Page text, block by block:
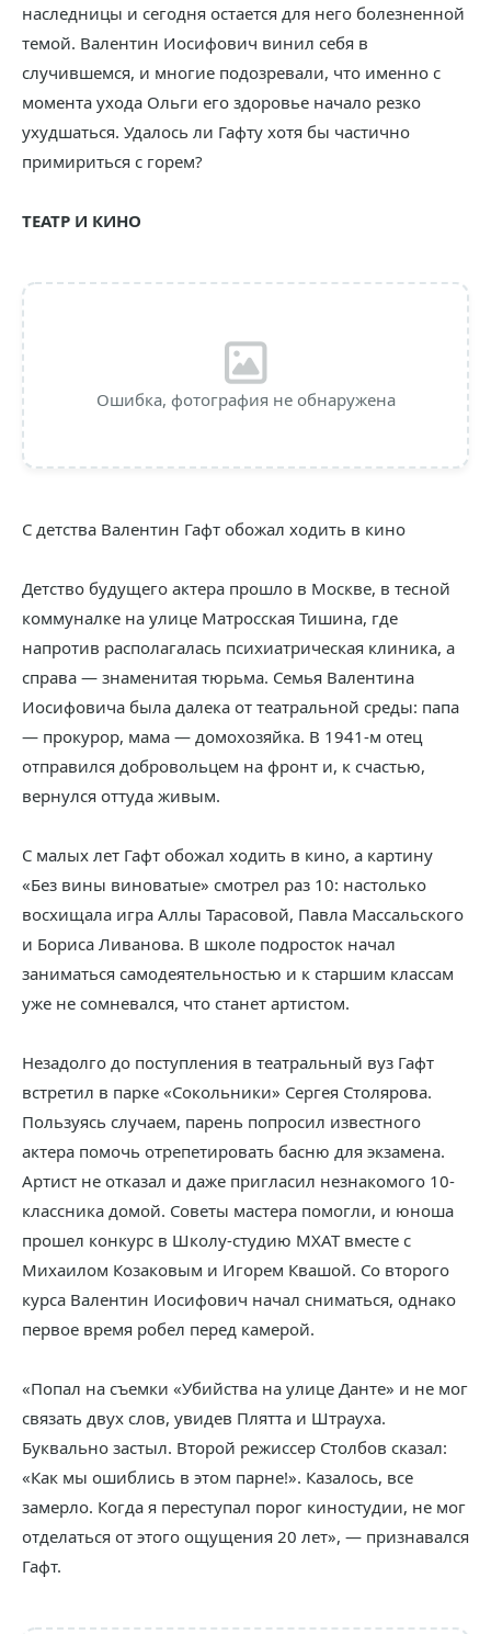
наследницы и сегодня остается для него болезненной
темой. Валентин Иосифович винил себя в
случившемся, и многие подозревали, что именно с
момента ухода Ольги его здоровье начало резко
ухудшаться. Удалось ли Гафту хотя бы частично
примириться с горем?
ТЕАТР И КИНО
Ошибка, фотография не обнаружена
С детства Валентин Гафт обожал ходить в кино
Детство будущего актера прошло в Москве, в тесной
коммуналке на улице Матросская Тишина, где
напротив располагалась психиатрическая клиника, а
справа — знаменитая тюрьма. Семья Валентина
Иосифовича была далека от театральной среды: папа
— прокурор, мама — домохозяйка. В 1941-м отец
отправился добровольцем на фронт и, к счастью,
вернулся оттуда живым.
С малых лет Гафт обожал ходить в кино, а картину
«Без вины виноватые» смотрел раз 10: настолько
восхищала игра Аллы Тарасовой, Павла Массальского
и Бориса Ливанова. В школе подросток начал
заниматься самодеятельностью и к старшим классам
уже не сомневался, что станет артистом.
Незадолго до поступления в театральный вуз Гафт
встретил в парке «Сокольники» Сергея Столярова.
Пользуясь случаем, парень попросил известного
актера помочь отрепетировать басню для экзамена.
Артист не отказал и даже пригласил незнакомого 10-
классника домой. Советы мастера помогли, и юноша
прошел конкурс в Школу-студию МХАТ вместе с
Михаилом Козаковым и Игорем Квашой. Со второго
курса Валентин Иосифович начал сниматься, однако
первое время робел перед камерой.
«Попал на съемки «Убийства на улице Данте» и не мог
связать двух слов, увидев Плятта и Штрауха.
Буквально застыл. Второй режиссер Столбов сказал:
«Как мы ошиблись в этом парне!». Казалось, все
замерло. Когда я переступал порог киностудии, не мог
отделаться от этого ощущения 20 лет», — признавался
Гафт.